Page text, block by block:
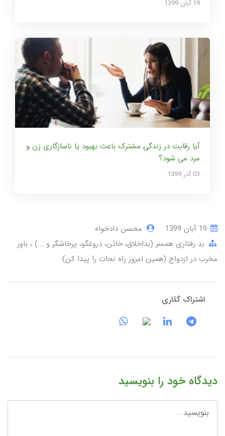
19 آبان 1399
آیا رقابت در زندگی مشترک باعث بهبود یا ناسازگاری زن و
مرد می شود؟
03 آذر 1399
محسن دادخواه
بد رفتاری همسر (بداخلاق، خائن، دروغگو، پرخاشگر و ...) باور
مخرب در ازدواج (همین امروز راه نجات را پیدا کن)
اشتراک گذاری
دیدگاه خود را بنویسید